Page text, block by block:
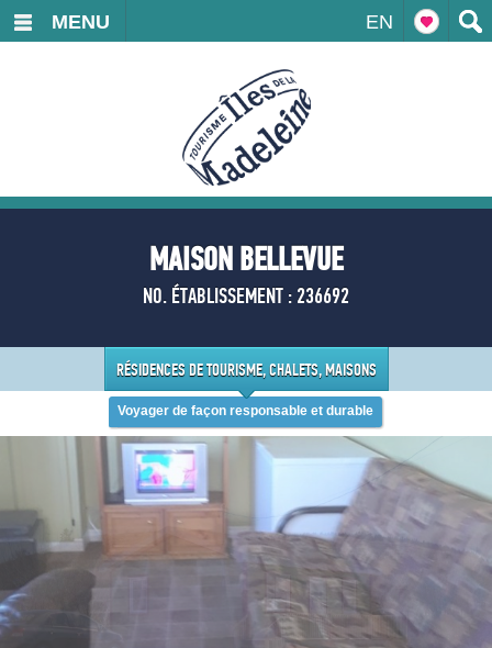
EN
MENU
MAISON BELLEVUE
NO. ÉTABLISSEMENT : 236692
RÉSIDENCES DE TOURISME, CHALETS, MAISONS
Voyager de façon responsable et durable